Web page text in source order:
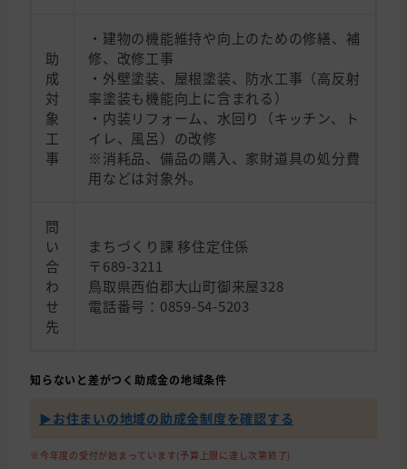
助
成
対
象
工
事
・建物の機能維持や向上のための修繕、補
修、改修工事
・外壁塗装、屋根塗装、防水工事（高反射
率塗装も機能向上に含まれる）
・内装リフォーム、水回り（キッチン、ト
イレ、風呂）の改修
※消耗品、備品の購入、家財道具の処分費
用などは対象外。
問
い
合
わ
せ
先
まちづくり課 移住定住係
〒689-3211
鳥取県西伯郡大山町御来屋328
電話番号：0859-54-5203
知らないと差がつく助成金の地域条件
▶︎お住まいの地域の助成金制度を確認する
※今年度の受付が始まっています(予算上限に達し次第終了)